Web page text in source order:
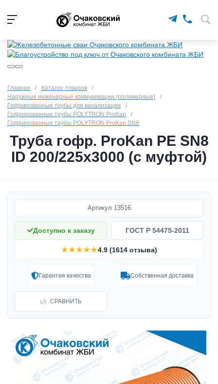
Главная / Каталог товаров
/
Наружные инженерные коммуникации (полимерные)
/
Гофрированные трубы для канализации
/
Гофрированные трубы POLYTRON ProKan
/
Гофрированные трубы POLYTRON ProKan SN8
Труба гофр. ProKan PE SN8
ID 200/225x3000 (с муфтой)
Артикул 13516
Доступно к заказу ГОСТ Р 54475-2011
★★★★★4.9 (1614 отзыва)
Гарантия качества Собственная доставка
СРАВНИТЬ